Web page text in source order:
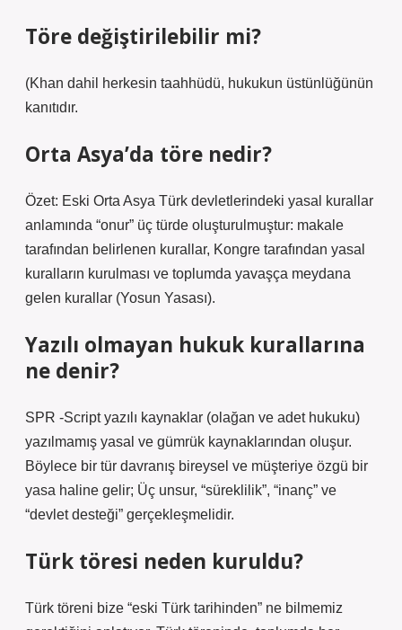
Töre değiştirilebilir mi?
(Khan dahil herkesin taahhüdü, hukukun üstünlüğünün
kanıtıdır.
Orta Asya’da töre nedir?
Özet: Eski Orta Asya Türk devletlerindeki yasal kurallar
anlamında “onur” üç türde oluşturulmuştur: makale
tarafından belirlenen kurallar, Kongre tarafından yasal
kuralların kurulması ve toplumda yavaşça meydana
gelen kurallar (Yosun Yasası).
Yazılı olmayan hukuk kurallarına
ne denir?
SPR -Script yazılı kaynaklar (olağan ve adet hukuku)
yazılmamış yasal ve gümrük kaynaklarından oluşur.
Böylece bir tür davranış bireysel ve müşteriye özgü bir
yasa haline gelir; Üç unsur, “süreklilik”, “inanç” ve
“devlet desteği” gerçekleşmelidir.
Türk töresi neden kuruldu?
Türk töreni bize “eski Türk tarihinden” ne bilmemiz